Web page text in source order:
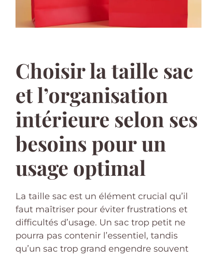
Choisir la taille sac
et l’organisation
intérieure selon ses
besoins pour un
usage optimal
La taille sac est un élément crucial qu’il
faut maîtriser pour éviter frustrations et
difficultés d’usage. Un sac trop petit ne
pourra pas contenir l’essentiel, tandis
qu’un sac trop grand engendre souvent